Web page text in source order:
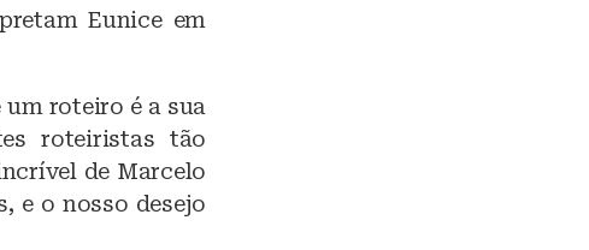
Eunice em
roteiro é a sua
roteiristas tão
de Marcelo
e o nosso desejo